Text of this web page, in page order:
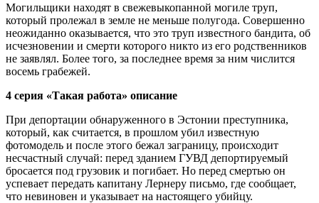
Могильщики находят в свежевыкопанной могиле труп,
который пролежал в земле не меньше полугода. Совершенно
неожиданно оказывается, что это труп известного бандита, об
исчезновении и смерти которого никто из его родственников
не заявлял. Более того, за последнее время за ним числится
восемь грабежей.
4 серия «Такая работа» описание
При депортации обнаруженного в Эстонии преступника,
который, как считается, в прошлом убил известную
фотомодель и после этого бежал заграницу, происходит
несчастный случай: перед зданием ГУВД депортируемый
бросается под грузовик и погибает. Но перед смертью он
успевает передать капитану Лернеру письмо, где сообщает,
что невиновен и указывает на настоящего убийцу.